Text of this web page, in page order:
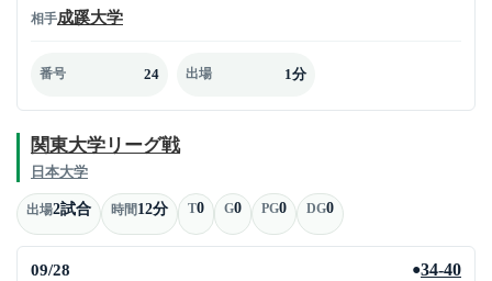
相手成蹊大学
番号 24 出場 1分
関東大学リーグ戦
日本大学
出場2試合 時間12分 T0 G0 PG0 DG0
09/28 ●34-40